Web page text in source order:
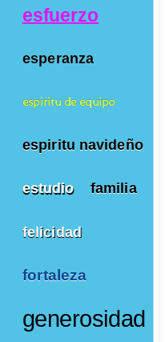
esfuerzo
esperanza
espiritu de equipo
espiritu navideño
estudio familia
felicidad
fortaleza
generosidad